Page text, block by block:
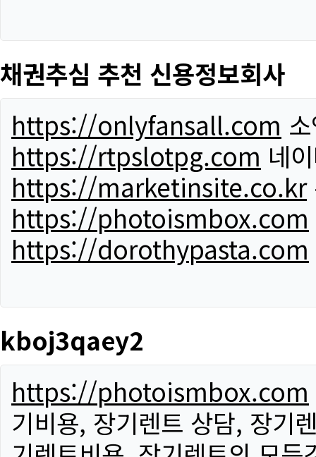
채권추심 추천 신용정보회사
https://onlyfansall.com
https://rtpslotpg.com 네
https://marketinsite.co.kr
https://photoismbox.com
https://dorothypasta.com
kboj3qaey2
https://photoismbox.com
기비용, 장기렌트 상담, 장기